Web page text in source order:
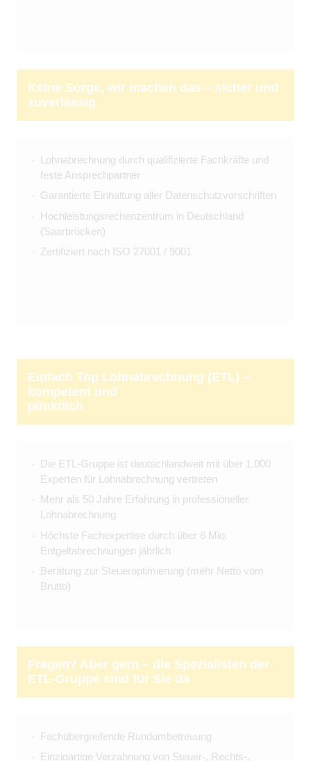
Keine Sorge, wir machen das – sicher und
zuverlässig
Lohnabrechnung durch qualifizierte Fachkräfte und
feste Ansprechpartner
Garantierte Einhaltung aller Datenschutzvorschriften
Hochleistungsrechenzentrum in Deutschland
(Saarbrücken)
Zertifiziert nach ISO 27001 / 9001
Einfach Top Lohnabrechnung (ETL) –
kompetent und
pünktlich
Die ETL-Gruppe ist deutschlandweit mit über 1.000
Experten für Lohnabrechnung vertreten
Mehr als 50 Jahre Erfahrung in professioneller
Lohnabrechnung
Höchste Fachexpertise durch über 6 Mio.
Entgeltabrechnungen jährlich
Beratung zur Steueroptimierung (mehr Netto vom
Brutto)
Fragen? Aber gern – die Spezialisten der
ETL-Gruppe sind für Sie da
Fachübergreifende Rundumbetreuung
Einzigartige Verzahnung von Steuer-, Rechts-,